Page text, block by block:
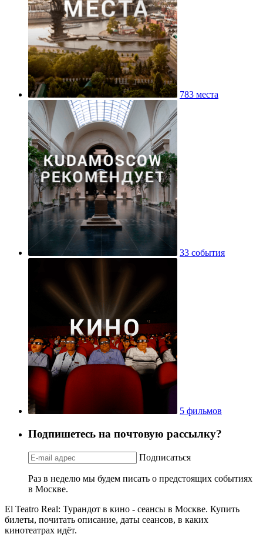
783 места
33 события
5 фильмов
Подпишетесь на почтовую рассылку?
Подписаться
Раз в неделю мы будем писать о предстоящих событиях
в Москве.
El Teatro Real: Турандот в кино - сеансы в Москве. Купить
билеты, почитать описание, даты сеансов, в каких
кинотеатрах идёт.